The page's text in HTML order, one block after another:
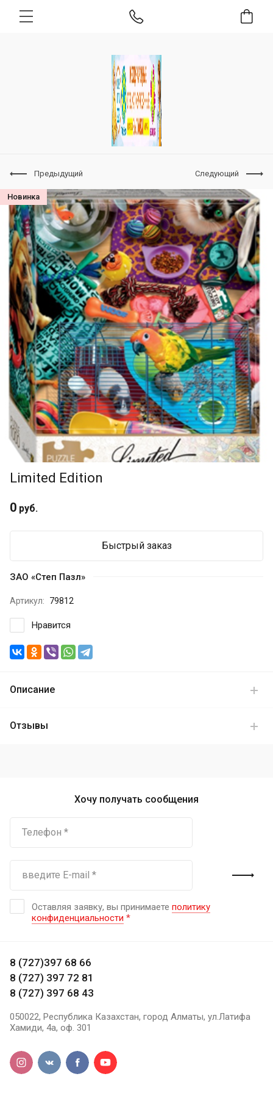
Предыдущий Следующий
Новинка
Limited Edition
0 руб.
Быстрый заказ
ЗАО «Степ Пазл»
Артикул: 79812
Нравится
Описание
Отзывы
Хочу получать сообщения
Оставляя заявку, вы принимаете политику
конфиденциальности *
8 (727)397 68 66
8 (727) 397 72 81
8 (727) 397 68 43
050022, Республика Казахстан, город Алматы, ул.Латифа
Хамиди, 4а, оф. 301